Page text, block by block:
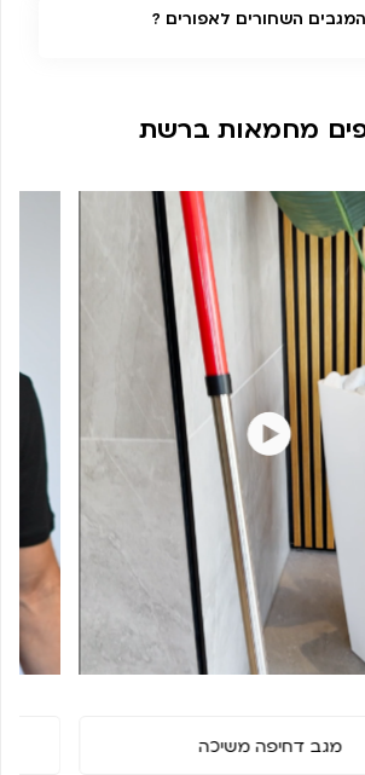
השחורים לאפורים ?
מחמאות ברשת
מגב דחיפה משיכה